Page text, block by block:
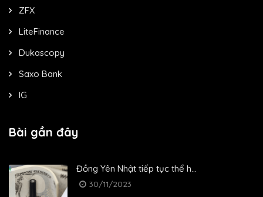
ZFX
LiteFinance
Dukascopy
Saxo Bank
IG
Bài gần đây
Đồng Yên Nhật tiếp tục thể h...
30/11/2023